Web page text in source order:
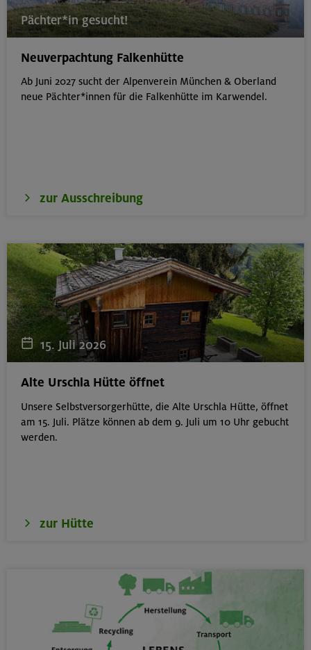
Aufbaukurs Klettern indoor (3 Termine)
17./18./19.08.26
München
18.08.26
Klettertreff Kids in den Sommerferien für 8-12 Jährige
Gilching
18.08.26
Pächter*in gesucht!
Neuverpachtung Falkenhütte
Ab Juni 2027 sucht der Alpenverein München & Oberland
neue Pächter*innen für die Falkenhütte im Karwendel.
zur Ausschreibung
15. Juli 2026
Alte Urschla Hütte öffnet
Unsere Selbstversorgerhütte, die Alte Urschla Hütte, öffnet
am 15. Juli. Plätze können ab dem 9. Juli um 10 Uhr gebucht
werden.
zur Hütte